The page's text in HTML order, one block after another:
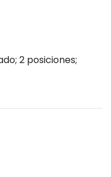
2 posiciones;